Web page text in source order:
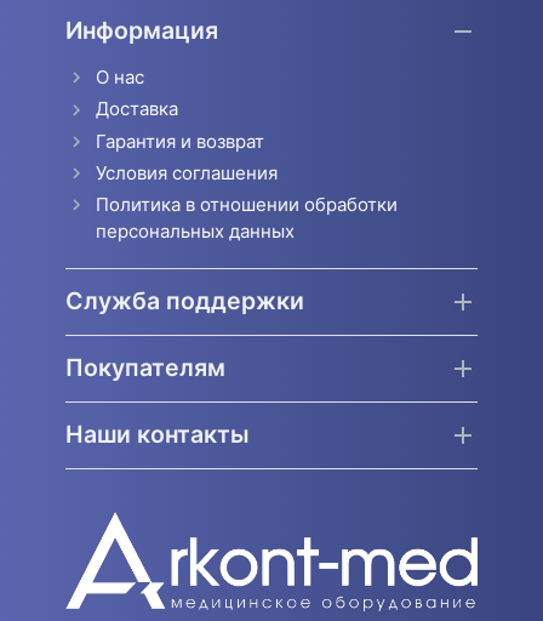
Информация
О нас
Доставка
Гарантия и возврат
Условия соглашения
Политика в отношении обработки
персональных данных
Служба поддержки
Покупателям
Наши контакты